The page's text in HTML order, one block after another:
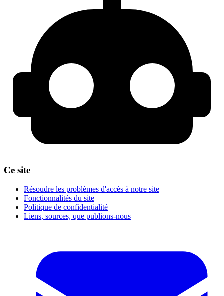
Ce site
Résoudre les problèmes d'accès à notre site
Fonctionnalités du site
Politique de confidentialité
Liens, sources, que publions-nous